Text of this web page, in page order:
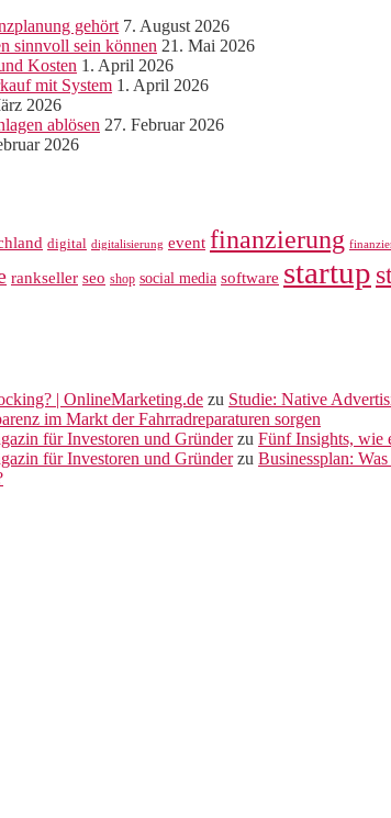
gehört 7. August 2026
sinnvoll sein können 21. Mai 2026
Kosten 1. April 2026
mit System 1. April 2026
2026
ablösen 27. Februar 2026
2026
digital digitalisierung event finanzierung
rankseller seo shop social media software startup
| OnlineMarketing.de zu Studie: Native
im Markt der Fahrradreparaturen sorgen
für Investoren und Gründerzu Fünf Insights, wie
für Investoren und Gründerzu Businessplan: